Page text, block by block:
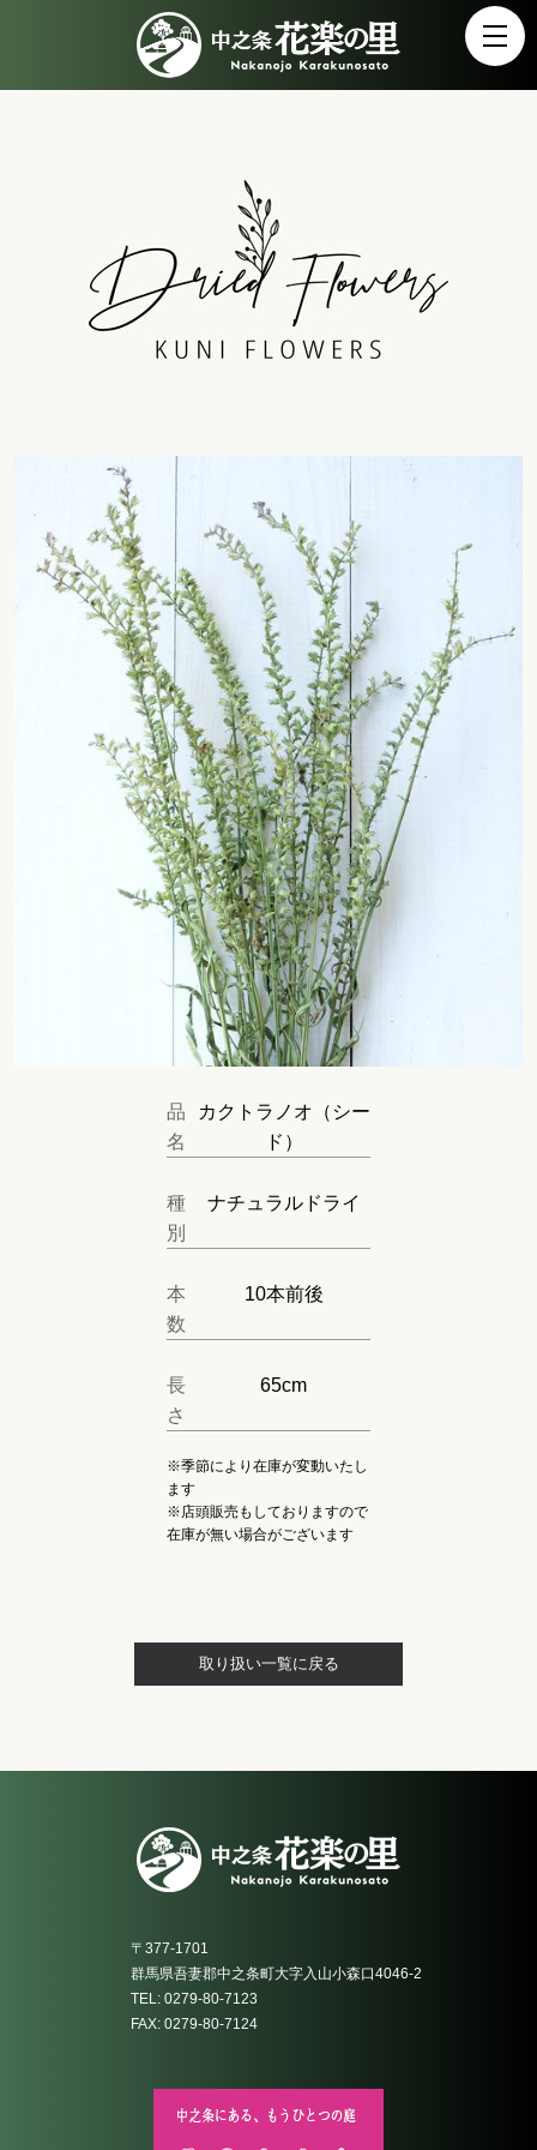
品
名
カクトラノオ（シー
ド）
種
別
ナチュラルドライ
本
数
10本前後
長
さ
65cm
※季節により在庫が変動いたし
ます
※店頭販売もしておりますので
在庫が無い場合がございます
取り扱い一覧に戻る
〒377-1701
群馬県吾妻郡中之条町大字入山小森口4046-2
TEL: 0279-80-7123
FAX: 0279-80-7124